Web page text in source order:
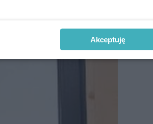
4
Akceptuję